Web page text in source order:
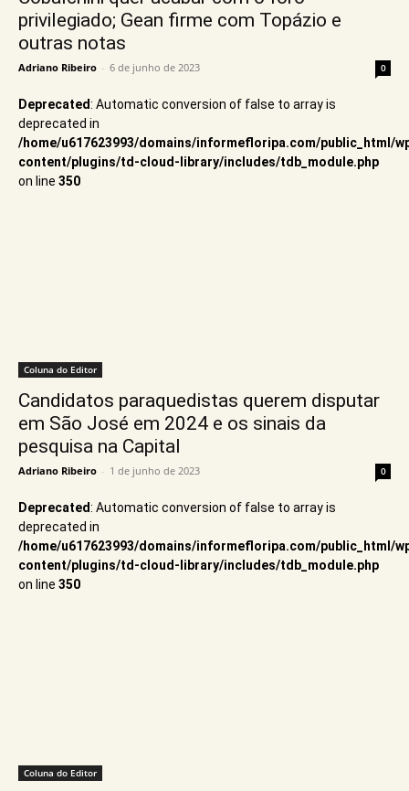
privilegiado; Gean firme com Topázio e
outras notas
Adriano Ribeiro - 6 de junho de 2023 0
Coluna do Editor
Deprecated: Automatic conversion of false to array is
deprecated in
/home/u617623993/domains/informefloripa.com/public_html/
content/plugins/td-cloud-library/includes/tdb_module.php
on line 350
Candidatos paraquedistas querem disputar
em São José em 2024 e os sinais da
pesquisa na Capital
Adriano Ribeiro - 1 de junho de 2023 0
Coluna do Editor
Deprecated: Automatic conversion of false to array is
deprecated in
/home/u617623993/domains/informefloripa.com/public_html/
content/plugins/td-cloud-library/includes/tdb_module.php
on line 350